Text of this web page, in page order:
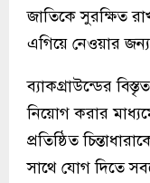
জাতিকে সুরক্ষিত
এগিয়ে নেওয়ার
ব্যাকগ্রাউন্ডের
নিয়োগ করার
প্রতিষ্ঠিত
সাথে যোগ দিতে